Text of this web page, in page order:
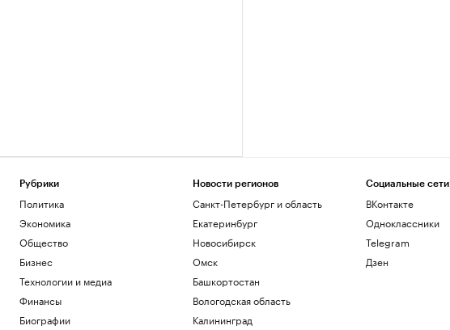
Рубрики
Политика
Экономика
Общество
Бизнес
Технологии и медиа
Финансы
Биографии
Новости регионов
Санкт-Петербург и область
Екатеринбург
Новосибирск
Омск
Башкортостан
Вологодская область
Калининград
Социальные сети
ВКонтакте
Одноклассники
Telegram
Дзен